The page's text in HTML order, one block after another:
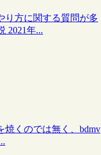
り方に関する質問が多
2021年...
焼くのでは無く、bdmv